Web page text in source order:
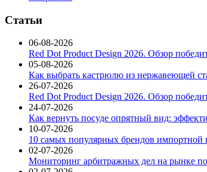
Статьи
06-08-2026
Red Dot Product Design 2026. Обзор
05-08-2026
Как выбрать кастрюлю из нержавеющей
26-07-2026
Red Dot Product Design 2026. Обзор
24-07-2026
Как вернуть посуде опрятный вид:
10-07-2026
10 самых популярных брендов импортной
02-07-2026
Мониторинг арбитражных дел на рынке